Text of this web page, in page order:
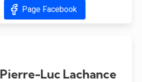
Page Facebook
Pierre-Luc Lachance